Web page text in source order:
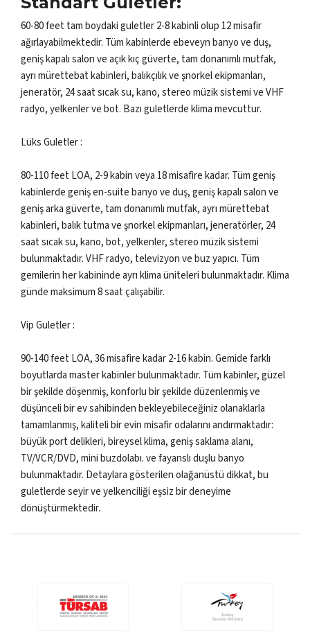
60-80 feet tam boydaki guletler 2-8 kabinli olup 12 misafir
ağırlayabilmektedir. Tüm kabinlerde ebeveyn banyo ve duş,
geniş kapalı salon ve açık kıç güverte, tam donanımlı mutfak,
ayrı mürettebat kabinleri, balıkçılık ve şnorkel ekipmanları,
jeneratör, 24 saat sıcak su, kano, stereo müzik sistemi ve VHF
radyo, yelkenler ve bot. Bazı guletlerde klima mevcuttur.
Lüks Guletler :
80-110 feet LOA, 2-9 kabin veya 18 misafire kadar. Tüm geniş
kabinlerde geniş en-suite banyo ve duş, geniş kapalı salon ve
geniş arka güverte, tam donanımlı mutfak, ayrı mürettebat
kabinleri, balık tutma ve şnorkel ekipmanları, jeneratörler, 24
saat sıcak su, kano, bot, yelkenler, stereo müzik sistemi
bulunmaktadır. VHF radyo, televizyon ve buz yapıcı. Tüm
gemilerin her kabininde ayrı klima üniteleri bulunmaktadır. Klima
günde maksimum 8 saat çalışabilir.
Vip Guletler :
90-140 feet LOA, 36 misafire kadar 2-16 kabin. Gemide farklı
boyutlarda master kabinler bulunmaktadır. Tüm kabinler, güzel
bir şekilde döşenmiş, konforlu bir şekilde düzenlenmiş ve
düşünceli bir ev sahibinden bekleyebileceğiniz olanaklarla
tamamlanmış, kaliteli bir evin misafir odalarını andırmaktadır:
büyük port delikleri, bireysel klima, geniş saklama alanı,
TV/VCR/DVD, mini buzdolabı. ve fayanslı duşlu banyo
bulunmaktadır. Detaylara gösterilen olağanüstü dikkat, bu
guletlerde seyir ve yelkenciliği eşsiz bir deneyime
dönüştürmektedir.